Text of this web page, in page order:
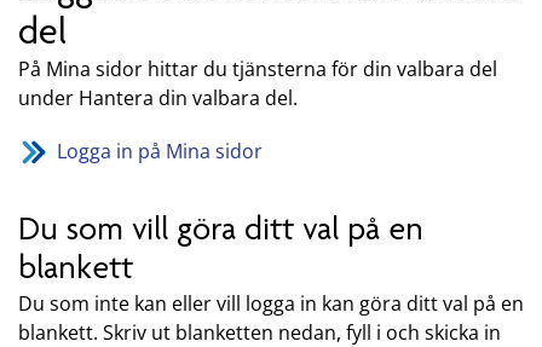
del
På Mina sidor hittar du tjänsterna för din valbara del
under Hantera din valbara del.
Logga in på Mina sidor
Du som vill göra ditt val på en
blankett
Du som inte kan eller vill logga in kan göra ditt val på en
blankett. Skriv ut blanketten nedan, fyll i och skicka in